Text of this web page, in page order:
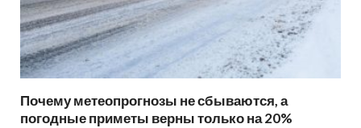
Почему метеопрогнозы не сбываются, а
погодные приметы верны только на 20%